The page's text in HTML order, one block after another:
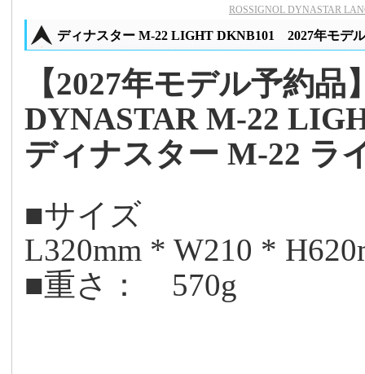
ROSSIGNOL DYNASTAR
ディナスター M-22 LIGHT DKNB101 2027年モデル
【2027年モデル予約品
DYNASTAR M-22
ディナスター M-22 ラ
■サイズ
L320mm * W210 *
■重さ： 570g